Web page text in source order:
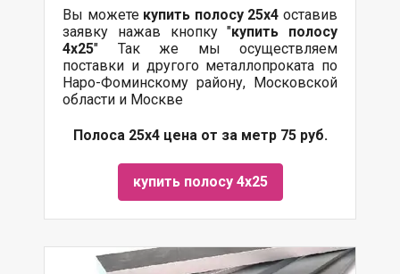
Вы можете купить полосу 25х4оставив
заявку нажав кнопку "купить полосу
4х25" Так же мы осуществляем
поставки и другого металлопроката по
Наро-Фоминскому району, Московской
области и Москве
Полоса 25х4 цена от за метр 75 руб.
купить полосу 4х25